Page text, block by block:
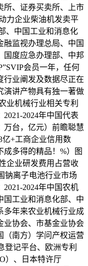
所、证券买卖所、上市
力企业柴油机发卖平
、中国工业和消息化
监视办理总局、中国
国度应急办理部、中邦
会员一年，任何
行业阐发及数据尽正在
演讲产物具有独一著做
业机械行业相关专利
2024年中国代表
万台，亿元）前瞻聪慧
+工商企业信用数
多得的精品！%）图
企业研发费用占营收
钠离子电池行业市场
2024年中国农机
国工业和消息化部、中
多年来农业机械行业成
业协会、市基金业协会
（南方）学问产权运营
登记平台、欧洲专利
）、日本特许厅